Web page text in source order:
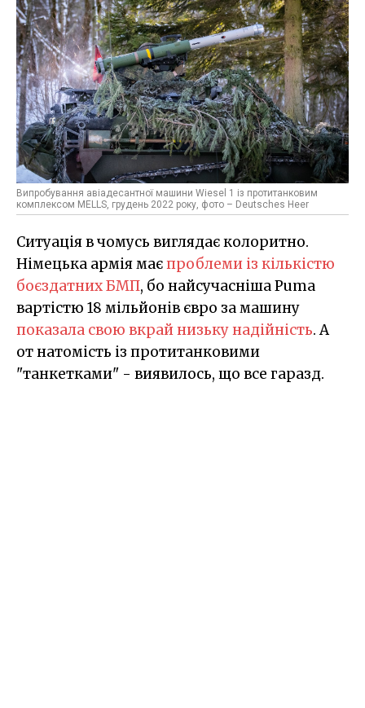
Випробування авіадесантної машини Wiesel 1 із протитанковим
комплексом MELLS, грудень 2022 року, фото – Deutsches Heer
Ситуація в чомусь виглядає колоритно.
Німецька армія маєпроблеми із кількістю
боєздатних БМП, бо найсучасніша Puma
вартістю 18 мільйонів євро за машину
показала свою вкрай низьку надійність. А
от натомість із протитанковими
"танкетками" - виявилось, що все гаразд.